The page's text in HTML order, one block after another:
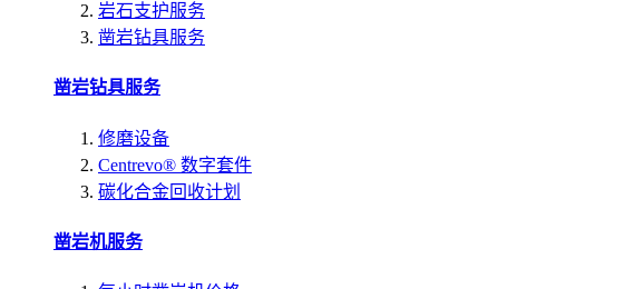
岩石支护服务
凿岩钻具服务
凿岩钻具服务
修磨设备
Centrevo® 数字套件
碳化合金回收计划
凿岩机服务